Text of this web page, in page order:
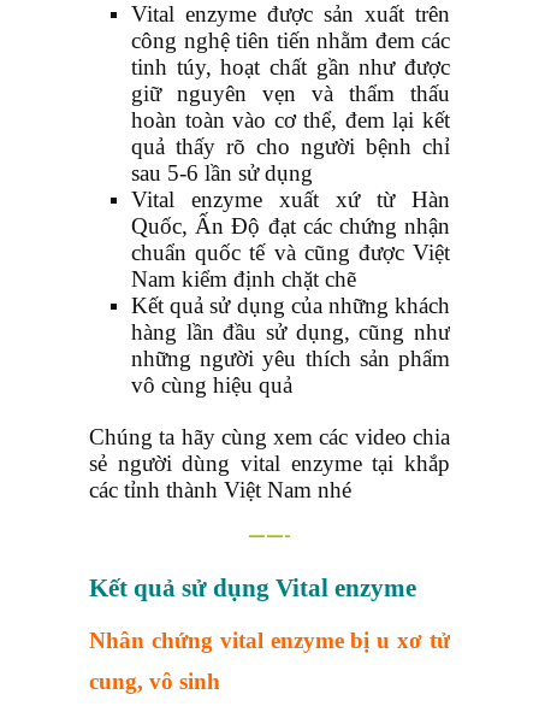
Vital enzyme được sản xuất trên
công nghệ tiên tiến nhằm đem các
tinh túy, hoạt chất gần như được
giữ nguyên vẹn và thẩm thấu
hoàn toàn vào cơ thể, đem lại kết
quả thấy rõ cho người bệnh chỉ
sau 5-6 lần sử dụng
Vital enzyme xuất xứ từ Hàn
Quốc, Ấn Độ đạt các chứng nhận
chuẩn quốc tế và cũng được Việt
Nam kiểm định chặt chẽ
Kết quả sử dụng của những khách
hàng lần đầu sử dụng, cũng như
những người yêu thích sản phẩm
vô cùng hiệu quả
Chúng ta hãy cùng xem các video chia
sẻ người dùng vital enzyme tại khắp
các tỉnh thành Việt Nam nhé
——-
Kết quả sử dụng Vital enzyme
Nhân chứng vital enzyme bị u xơ tử
cung, vô sinh